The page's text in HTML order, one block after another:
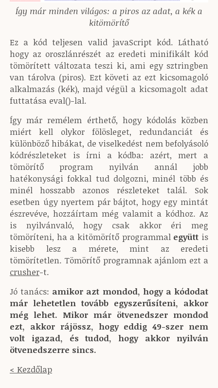
Így már minden világos: a piros az adat, a kék a
kitömörítő
Ez a kód teljesen valid javaScript kód. Látható
hogy az oroszlánrészét az eredeti minifikált kód
tömörített változata teszi ki, ami egy sztringben
van tárolva (piros). Ezt követi az ezt kicsomagoló
alkalmazás (kék), majd végül a kicsomagolt adat
futtatása eval()-lal.
Így már remélem érthető, hogy kódolás közben
miért kell olykor fölösleget, redundanciát és
különböző hibákat, de viselkedést nem befolyásoló
kódrészleteket is írni a kódba: azért, mert a
tömörítő program nyilván annál jobb
hatékonysági fokkal tud dolgozni, minél több és
minél hosszabb azonos részleteket talál. Sok
esetben úgy nyertem pár bájtot, hogy egy mintát
észrevéve, hozzáírtam még valamit a kódhoz. Az
is nyilvánvaló, hogy csak akkor éri meg
tömöríteni, ha a kitömörítő programmal együtt is
kisebb lesz a mérete, mint az eredeti
tömörítetlen. Tömörítő programnak ajánlom ezt a
crusher-t.
Jó tanács: amikor azt mondod, hogy a kódodat
már lehetetlen tovább egyszerűsíteni, akkor
még lehet. Mikor már ötvenedszer mondod
ezt, akkor rájössz, hogy eddig 49-szer nem
volt igazad, és tudod, hogy akkor nyilván
ötvenedszerre sincs.
< Kezdőlap